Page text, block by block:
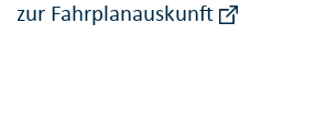
zur Fahrplanauskunft